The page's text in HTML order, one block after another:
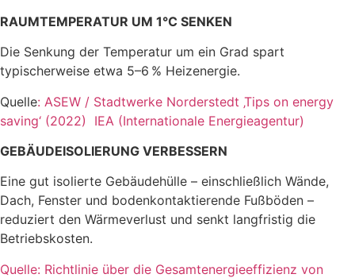
RAUMTEMPERATUR UM 1°C SENKEN
Die Senkung der Temperatur um ein Grad spart
typischerweise etwa 5–6 % Heizenergie.
Quelle: ASEW / Stadtwerke Norderstedt ‚Tips on energy
saving‘ (2022)
IEA (Internationale Energieagentur)
GEBÄUDEISOLIERUNG VERBESSERN
Eine gut isolierte Gebäudehülle – einschließlich Wände,
Dach, Fenster und bodenkontaktierende Fußböden –
reduziert den Wärmeverlust und senkt langfristig die
Betriebskosten.
Quelle: Richtlinie über die Gesamtenergieeffizienz von